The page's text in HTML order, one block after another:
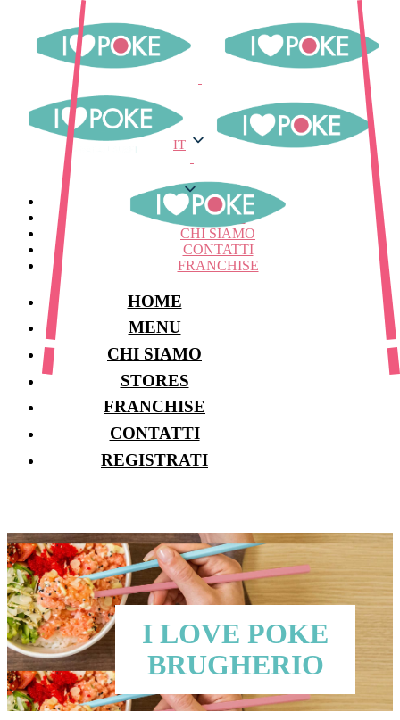
IT
MENU
STORES
CHI SIAMO
CONTATTI
FRANCHISE
HOME
MENU
CHI SIAMO
STORES
FRANCHISE
CONTATTI
REGISTRATI
I LOVE POKE
BRUGHERIO